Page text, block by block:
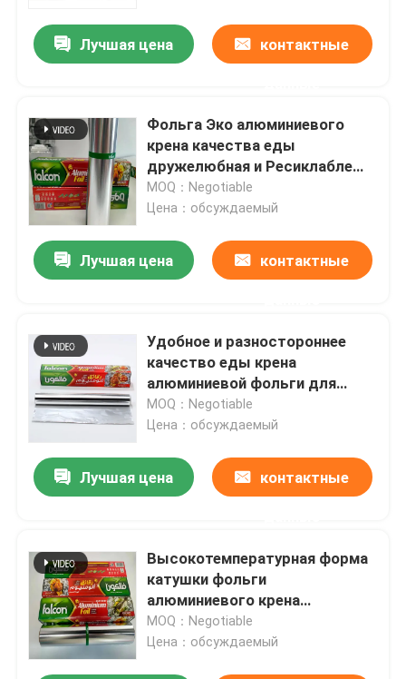
Лучшая цена контактные
Фольга Эко алюминиевого
крена качества еды
дружелюбная и Ресиклабле
для устойчивого прожития
MOQ：Negotiable
Цена：обсуждаемый
Лучшая цена контактные
Удобное и разностороннее
качество еды крена
алюминиевой фольги для
общественного питания
MOQ：Negotiable
Цена：обсуждаемый
Лучшая цена контактные
Высокотемпературная форма
катушки фольги
алюминиевого крена
сопротивления для
домочадца
MOQ：Negotiable
Цена：обсуждаемый